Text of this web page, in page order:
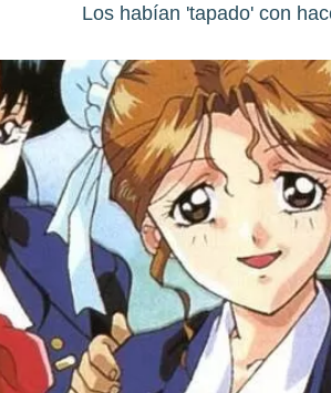
Los habían 'tapado' con